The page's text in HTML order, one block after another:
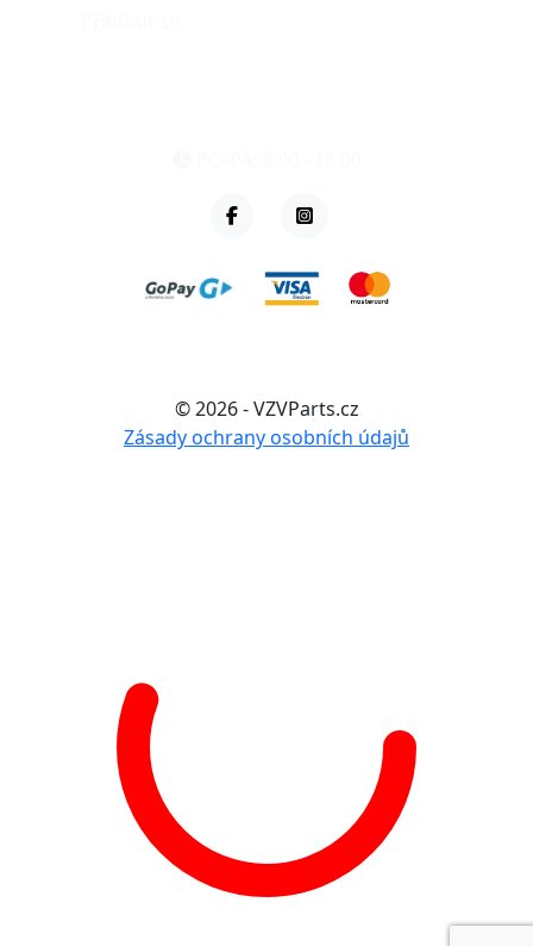
© 2026 - VZVParts.cz
Zásady ochrany osobních údajů